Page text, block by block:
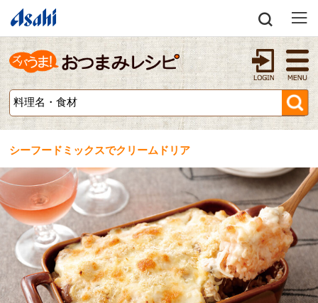
シーフードミックスでクリームドリア